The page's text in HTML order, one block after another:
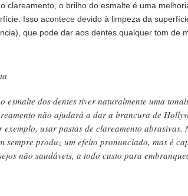
clareamento, o brilho do esmalte é uma
Isso acontece devido à limpeza da
que pode dar aos dentes qualquer tom de
esmalte dos dentes tiver naturalmente uma
não ajudará a dar a brancura de
exemplo, usar pastas de clareamento abrasivas.
sempre produz um efeito pronunciado, mas é
não saudáveis, a todo custo para